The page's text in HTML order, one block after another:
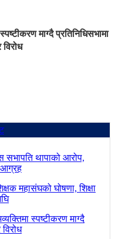
माग्दै प्रतिनिधिसभामा
विरोध
थापाको आरोप,
आग्रह
महासंघको घोषणा, शिक्षा
स्पष्टीकरण माग्दै
विरोध